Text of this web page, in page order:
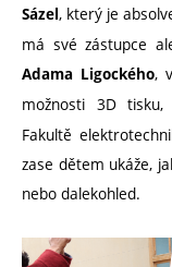
Sázel, který je
má své zástupce
Adama Ligockého,
možnosti 3D
Fakultě
zase dětem ukáže,
nebo dalekohled.